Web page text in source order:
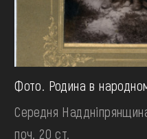
Фото. Родина в
Середня
поч. 20 ст.